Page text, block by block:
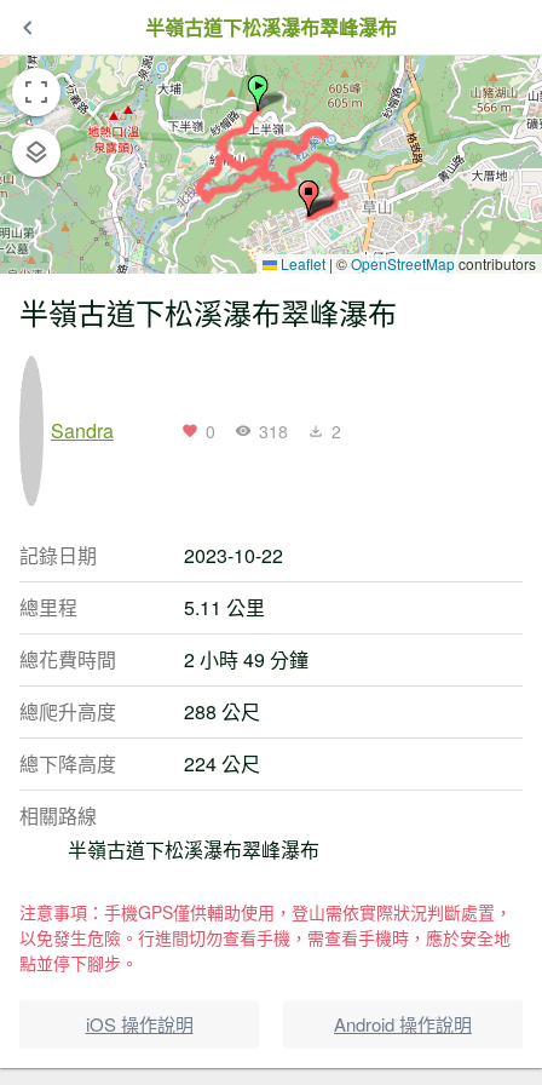
半嶺古道下松溪瀑布翠峰瀑布
Leaflet | ©OpenStreetMapcontributors
半嶺古道下松溪瀑布翠峰瀑布
Sandra 0 318 2
記錄日期
2023-10-22
總里程
5.11 公里
總花費時間
2 小時 49 分鐘
總爬升高度
288 公尺
總下降高度
224 公尺
相關路線
半嶺古道下松溪瀑布翠峰瀑布
注意事項：手機GPS僅供輔助使用，登山需依實際狀況判斷處置，
以免發生危險。行進間切勿查看手機，需查看手機時，應於安全地
點並停下腳步。
iOS 操作說明 Android 操作說明